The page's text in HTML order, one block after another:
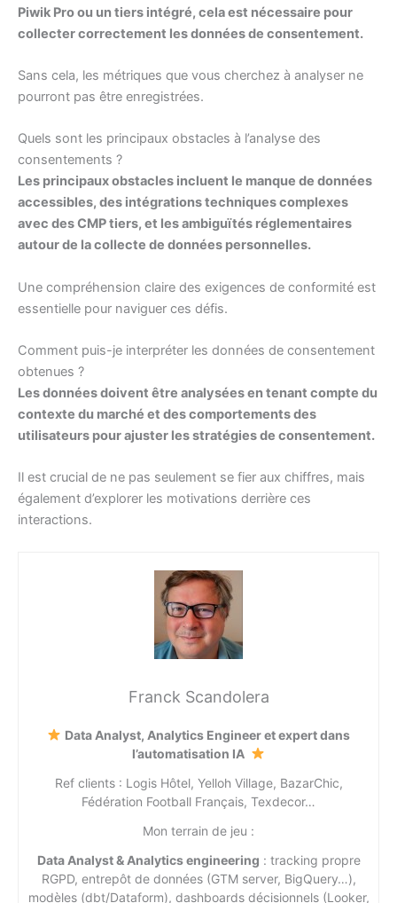
Piwik Pro ou un tiers intégré, cela est nécessaire pour
collecter correctement les données de consentement.
Sans cela, les métriques que vous cherchez à analyser ne
pourront pas être enregistrées.
Quels sont les principaux obstacles à l’analyse des
consentements ?
Les principaux obstacles incluent le manque de données
accessibles, des intégrations techniques complexes
avec des CMP tiers, et les ambiguïtés réglementaires
autour de la collecte de données personnelles.
Une compréhension claire des exigences de conformité est
essentielle pour naviguer ces défis.
Comment puis-je interpréter les données de consentement
obtenues ?
Les données doivent être analysées en tenant compte du
contexte du marché et des comportements des
utilisateurs pour ajuster les stratégies de consentement.
Il est crucial de ne pas seulement se fier aux chiffres, mais
également d’explorer les motivations derrière ces
interactions.
Franck Scandolera
Data Analyst, Analytics Engineer et expert dans
l’automatisation IA
Ref clients : Logis Hôtel, Yelloh Village, BazarChic,
Fédération Football Français, Texdecor…
Mon terrain de jeu :
Data Analyst & Analytics engineering : tracking propre
RGPD, entrepôt de données (GTM server, BigQuery…),
modèles (dbt/Dataform), dashboards décisionnels (Looker,